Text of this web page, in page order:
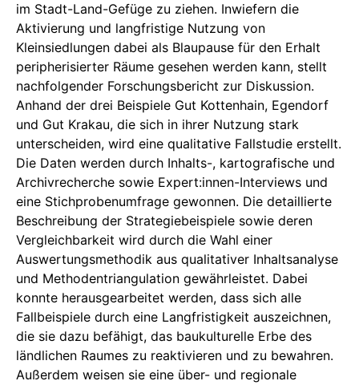
im Stadt-Land-Gefüge zu ziehen. Inwiefern die
Aktivierung und langfristige Nutzung von
Kleinsiedlungen dabei als Blaupause für den Erhalt
peripherisierter Räume gesehen werden kann, stellt
nachfolgender Forschungsbericht zur Diskussion.
Anhand der drei Beispiele Gut Kottenhain, Egendorf
und Gut Krakau, die sich in ihrer Nutzung stark
unterscheiden, wird eine qualitative Fallstudie erstellt.
Die Daten werden durch Inhalts-, kartografische und
Archivrecherche sowie Expert:innen-Interviews und
eine Stichprobenumfrage gewonnen. Die detaillierte
Beschreibung der Strategiebeispiele sowie deren
Vergleichbarkeit wird durch die Wahl einer
Auswertungsmethodik aus qualitativer Inhaltsanalyse
und Methodentriangulation gewährleistet. Dabei
konnte herausgearbeitet werden, dass sich alle
Fallbeispiele durch eine Langfristigkeit auszeichnen,
die sie dazu befähigt, das baukulturelle Erbe des
ländlichen Raumes zu reaktivieren und zu bewahren.
Außerdem weisen sie eine über- und regionale